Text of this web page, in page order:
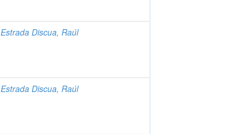
Estrada Discua, Raúl
Estrada Discua, Raúl